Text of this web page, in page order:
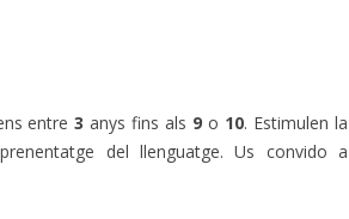
entre3 anys fins als 9 o 10. Estimulen la
del llenguatge. Us convido a